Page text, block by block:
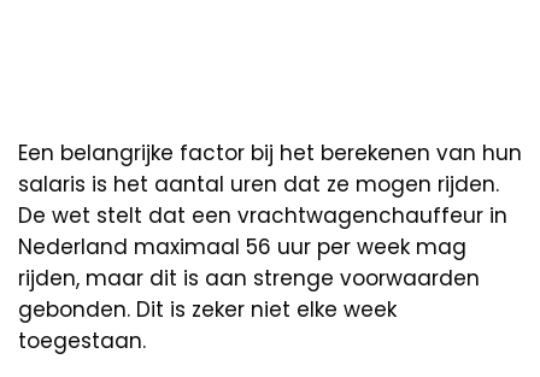
Een belangrijke factor bij het berekenen van hun
salaris is het aantal uren dat ze mogen rijden.
De wet stelt dat een vrachtwagenchauffeur in
Nederland maximaal 56 uur per week mag
rijden, maar dit is aan strenge voorwaarden
gebonden. Dit is zeker niet elke week
toegestaan.